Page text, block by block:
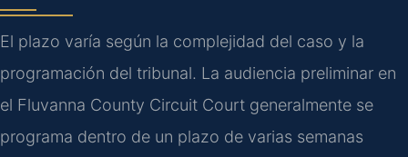
El plazo varía según la complejidad del caso y la
programación del tribunal. La audiencia preliminar en
el Fluvanna County Circuit Court generalmente se
programa dentro de un plazo de varias semanas